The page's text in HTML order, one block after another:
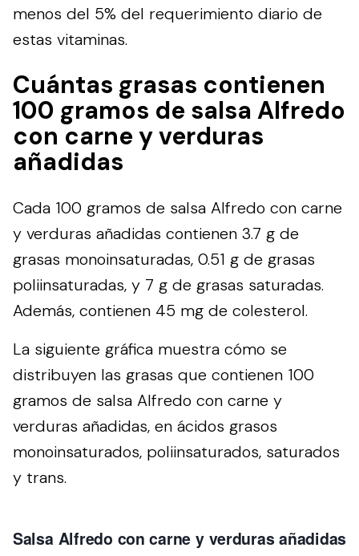
menos del 5% del requerimiento diario de
estas vitaminas.
Cuántas grasas contienen
100 gramos de salsa Alfredo
con carne y verduras
añadidas
Cada 100 gramos de salsa Alfredo con carne
y verduras añadidas contienen 3.7 g de
grasas monoinsaturadas, 0.51 g de grasas
poliinsaturadas, y 7 g de grasas saturadas.
Además, contienen 45 mg de colesterol.
La siguiente gráfica muestra cómo se
distribuyen las grasas que contienen 100
gramos de salsa Alfredo con carne y
verduras añadidas, en ácidos grasos
monoinsaturados, poliinsaturados, saturados
y trans.